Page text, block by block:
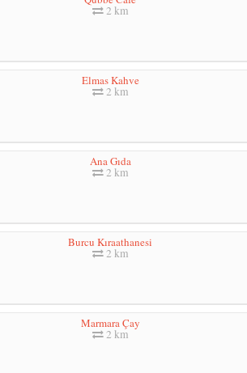
2 km
Elmas Kahve
2 km
Ana Gıda
2 km
Burcu Kıraathanesi
2 km
Marmara Çay
2 km